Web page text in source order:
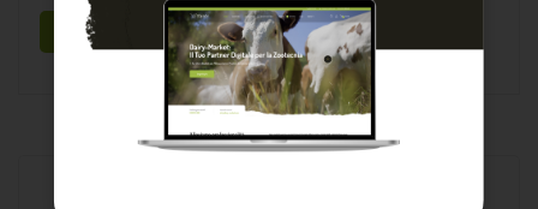
Sii il primo a scrivere una recensione !